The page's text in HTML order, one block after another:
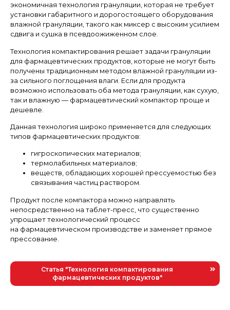
экономичная технология грануляции, которая не требует
установки габаритного и дорогостоящего оборудования
влажной грануляции, такого как миксер с высоким усилием
сдвига и сушка в псевдоожиженном слое.
Технология компактирования решает задачи грануляции
для фармацевтических продуктов, которые не могут быть
получены традиционным методом влажной грануляции из-
за сильного поглощения влаги. Если для продукта
возможно использовать оба метода грануляции, как сухую,
так и влажную — фармацевтический компактор проще и
дешевле.
Данная технология широко применяется для следующих
типов фармацевтических продуктов:
гигроскопических материалов;
термолабильных материалов;
веществ, обладающих хорошей прессуемостью без
связывания частиц раствором.
Продукт после компактора можно направлять
непосредственно на таблет-пресс, что существенно
упрощает технологический процесс
на фармацевтическом производстве и заменяет прямое
прессование.
Статья "Технология компактирования
фармацевтических продуктов"